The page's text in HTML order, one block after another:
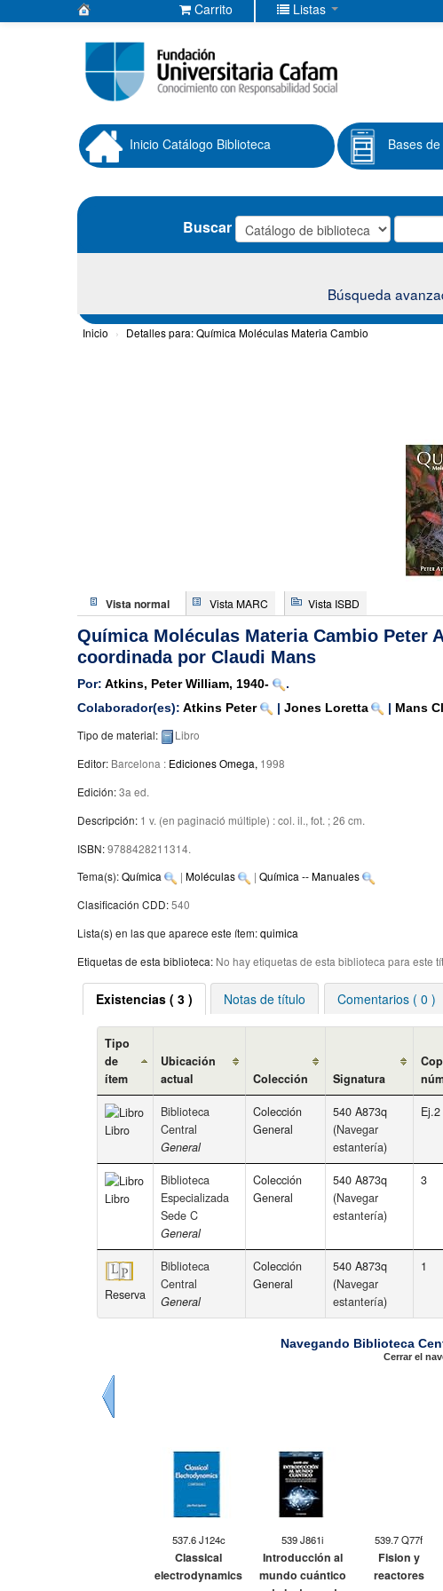
Biblioteca
Fundación
Universitaria
Cafam
Carrito Listas
Inicio Catálogo Biblioteca Bases
Buscar
Búsqueda
Inicio › Detalles para:Química Moléculas Materia Cambio
Vista normal Vista MARC Vista ISBD
Química Moléculas Materia Cambio Peter
coordinada por Claudi Mans
Por: Atkins, Peter William, 1940-
.
Colaborador(es): Atkins Peter | Jones Loretta | Mans
Tipo de material:
Libro
Editor: Barcelona : Ediciones Omega, 1998
Edición:3a ed.
Descripción: 1 v. (en paginació múltiple) : col. il., fot. ; 26 cm.
ISBN:9788428211314.
Tema(s):Química | Moléculas | Química -- Manuales
Clasificación CDD:540
Lista(s) en las que aparece este ítem:quimica
Etiquetas de esta biblioteca: No hay etiquetas de esta biblioteca para este
Existencias( 3 ) Notas de título Comentarios ( 0 )
Tipo
de
ítem
Ubicación
actual
Colección Signatura
Libro
Biblioteca
Central
General
Colección
General
540 A873q
(Navegar
estantería)
Ej.2
Libro
Biblioteca
Especializada
Sede C
General
Colección
General
540 A873q
(Navegar
estantería)
3
Reserva
Biblioteca
Central
General
Colección
General
540 A873q
(Navegar
estantería)
1
Navegando Biblioteca
Cerrar el
537.6 J124c
Classical
electrodynamics
539 J861i
Introducción al
mundo cuántico
539.7 Q77f
Fision y
reactores